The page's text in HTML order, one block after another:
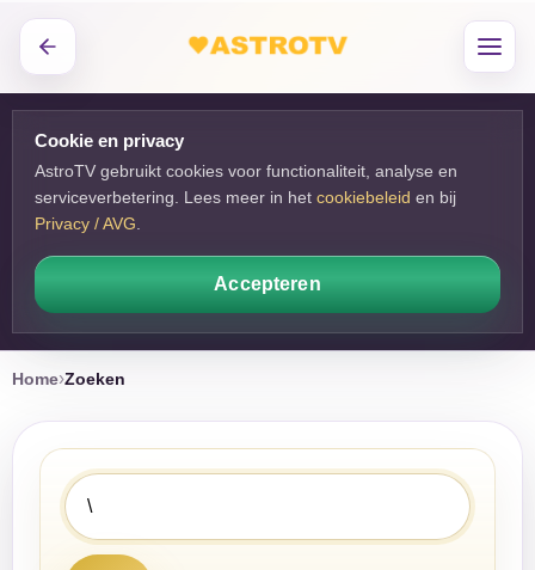
Cookie en privacy
AstroTV gebruikt cookies voor functionaliteit, analyse en
serviceverbetering. Lees meer in het cookiebeleid en bij
Privacy / AVG
Accepteren
Home Zoeken